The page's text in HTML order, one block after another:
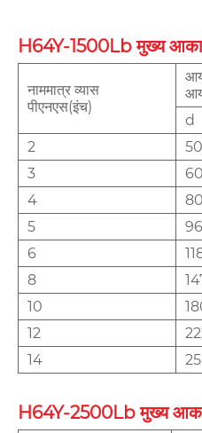
H64Y-1500Lb मुख्य
नाममात्र व्यास
पीएनएस(इंच)
d
2
50
3
60
4
80
5
96
6
8
10
12
14
H64Y-2500Lb मुख्य